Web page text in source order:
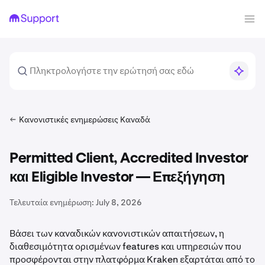
Κανονιστικές ενημερώσεις Καναδά
Permitted Client, Accredited Investor
και Eligible Investor — Επεξήγηση
Τελευταία ενημέρωση: July 8, 2026
Βάσει των καναδικών κανονιστικών απαιτήσεων, η
διαθεσιμότητα ορισμένων features και υπηρεσιών που
προσφέρονται στην πλατφόρμα Kraken εξαρτάται από το